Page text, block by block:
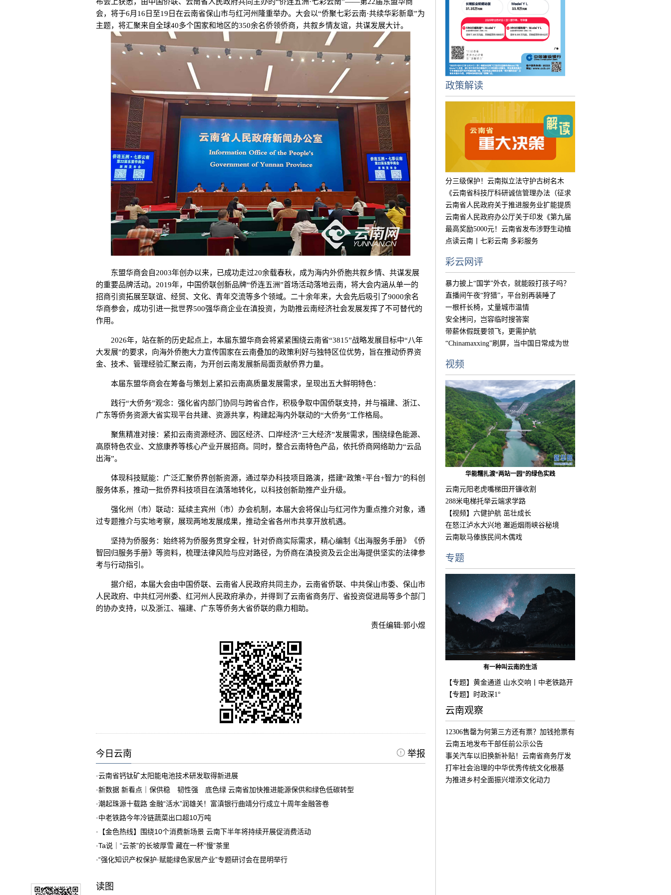
会，将于6月16日至19日在云南省保山市与红河州隆重举办。大会以“侨聚七彩云南·共续华彩新章”为
主题，将汇聚来自全球40多个国家和地区的350余名侨领侨商，共叙乡情友谊，共谋发展大计。
东盟华商会自2003年创办以来，已成功走过20余载春秋，成为海内外侨胞共叙乡情、共谋发展
的重要品牌活动。2019年，中国侨联创新品牌“侨连五洲”首场活动落地云南，将大会内涵从单一的
招商引资拓展至联谊、经贸、文化、青年交流等多个领域。二十余年来，大会先后吸引了9000余名
华商参会，成功引进一批世界500强华商企业在滇投资，为助推云南经济社会发展发挥了不可替代的
作用。
2026年，站在新的历史起点上，本届东盟华商会将紧紧围绕云南省“3815”战略发展目标中“八年
大发展”的要求，向海外侨胞大力宣传国家在云南叠加的政策利好与独特区位优势，旨在推动侨界资
金、技术、管理经验汇聚云南，为开创云南发展新局面贡献侨界力量。
本届东盟华商会在筹备与策划上紧扣云南高质量发展需求，呈现出五大鲜明特色：
践行“大侨务”观念：强化省内部门协同与跨省合作，积极争取中国侨联支持，并与福建、浙江、
广东等侨务资源大省实现平台共建、资源共享，构建起海内外联动的“大侨务”工作格局。
聚焦精准对接：紧扣云南资源经济、园区经济、口岸经济“三大经济”发展需求，围绕绿色能源、
高原特色农业、文旅康养等核心产业开展招商。同时，整合云南特色产品，依托侨商网络助力“云品
出海”。
体现科技赋能：广泛汇聚侨界创新资源，通过举办科技项目路演，搭建“政策+平台+智力”的科创
服务体系，推动一批侨界科技项目在滇落地转化，以科技创新助推产业升级。
强化州（市）联动：延续主宾州（市）办会机制，本届大会将保山与红河作为重点推介对象，通
过专题推介与实地考察，展现两地发展成果，推动全省各州市共享开放机遇。
坚持为侨服务：始终将为侨服务贯穿全程，针对侨商实际需求，精心编制《出海服务手册》《侨
智回归服务手册》等资料，梳理法律风险与应对路径，为侨商在滇投资及云企出海提供坚实的法律参
考与行动指引。
据介绍，本届大会由中国侨联、云南省人民政府共同主办，云南省侨联、中共保山市委、保山市
人民政府、中共红河州委、红河州人民政府承办，并得到了云南省商务厅、省投资促进局等多个部门
的协办支持，以及浙江、福建、广东等侨务大省侨联的鼎力相助。
责任编辑:郭小煜
今日云南 举报
·云南省钙钛矿太阳能电池技术研发取得新进展
·新数据 新看点｜保供稳 韧性强 底色绿 云南省加快推进能源保供和绿色低碳转型
·潮起珠源十载路 金融“活水”润雄关！富滇银行曲靖分行成立十周年金融答卷
·中老铁路今年冷链蔬菜出口超10万吨
·
【金色热线】围绕10个消费新场景 云南下半年将持续开展促消费活动
·Ta说｜“云茶”的长坡厚雪 藏在一杯“慢”茶里
·“强化知识产权保护·赋能绿色家居产业”专题研讨会在昆明举行
读图
政策解读
分三级保护！云南拟立法守护古树名木
《云南省科技厅科研诚信管理办法（征求
意见
云南省人民政府关于推进服务业扩能提质
的实
云南省人民政府办公厅关于印发《第九届
中国
最高奖励5000元！云南省发布涉野生动植
物违
点读云南丨七彩云南 多彩服务
彩云网评
暴力披上“国学”外衣，就能殴打孩子吗？
直播间午夜“狩猎”，平台别再装睡了
一根杆长椅，丈量城市温情
安全拷问，岂容临时搜答案
带薪休假既要领飞，更需护航
“Chinamaxxing”刷屏，当中国日常成为世
视频
华能糯扎渡“两站一园”的绿色实践
云南元阳老虎嘴梯田开镰收割
288米电梯托举云端求学路
【视频】六健护航 茁壮成长
在怒江泸水大兴地 邂逅烟雨峡谷秘境
云南耿马傣族民间木偶戏
专题
有一种叫云南的生活
【专题】黄金通道 山水交响丨中老铁路开
通
【专题】时政深1°
云南观察
12306售罄为何第三方还有票？加钱抢票有
用
云南五地发布干部任前公示公告
事关汽车以旧换新补贴！云南省商务厅发
布公
打牢社会治理的中华优秀传统文化根基
为推进乡村全面振兴增添文化动力